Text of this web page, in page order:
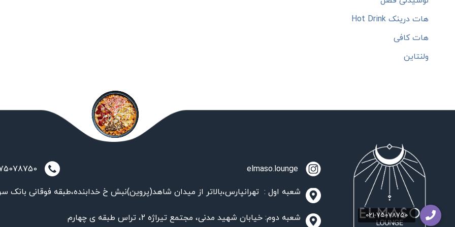
هات درینک Hot Drink
هات کافی
ولنتاین
elmaso.lounge
شعبه اول : تهرانپارس،بالاتر از میدان شاهد(پروین)نبش خ خدابنده،طبقه فوقانی بانک
شعبه دوم: خیابان شهید مدنی، مجتمع تیراژه 2، تراس طبقه ی چهارم